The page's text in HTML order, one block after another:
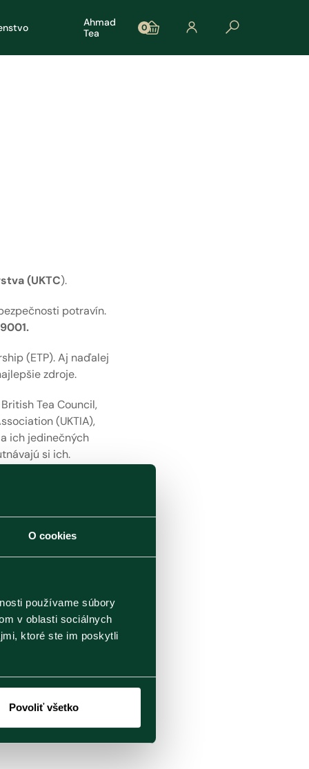
O cookies
používame súbory
v oblasti sociálnych
ktoré ste im poskytli
Povoliť všetko
Ahmad
Tea
0
(UKTC).
potravín.
(ETP). Aj naďalej
zdroje.
Tea Council,
(UKTIA),
ich jedinečných
si ich.
(Ministerstvo
(Stratégia
ale aj
existuje už od roku
špeciálnych